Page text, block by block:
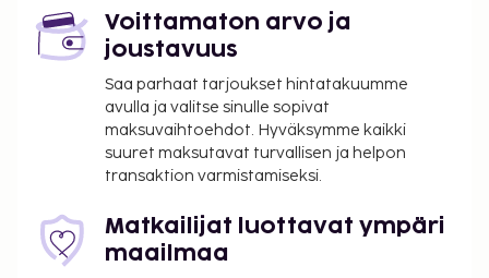
Maksu buffetaamiaisesta: noin 13 EUR aikuisille
ja 6.50 EUR lapsille
Lemmikit: 10 EUR per lemmikki per yö
Avustajaeläimistä ei veloiteta lisämaksuja
Myöhäinen uloskirjautuminen: 30.00 EUR
Yllä oleva luettelo ei ehkä kata kaikkea. Maksut ja
saattavat muuttua.
Kansallisten määräysten vuoksi käteismaksut
Voittamaton arvo ja
joustavuus
Saa parhaat tarjoukset hintatakuumme
avulla ja valitse sinulle sopivat
maksuvaihtoehdot. Hyväksymme kaikki
suuret maksutavat turvallisen ja helpon
transaktion varmistamiseksi.
Matkailijat luottavat ympäri
maailmaa